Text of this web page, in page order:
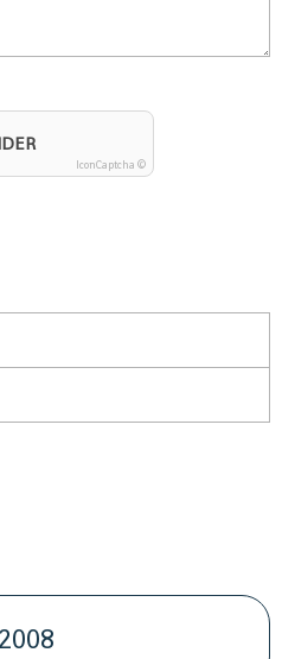
IconCaptcha ©